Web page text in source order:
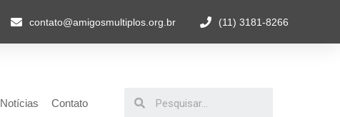
contato@amigosmultiplos.org.br (11) 3181-8266
Notícias Contato